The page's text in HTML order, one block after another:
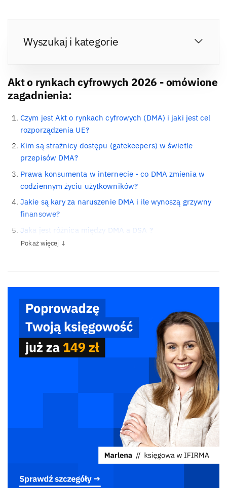
Wyszukaj i kategorie
Akt o rynkach cyfrowych 2026 - omówione
zagadnienia:
Czym jest Akt o rynkach cyfrowych (DMA) i jaki jest cel
rozporządzenia UE?
Kim są strażnicy dostępu (gatekeepers) w świetle
przepisów DMA?
Prawa konsumenta w internecie - co DMA zmienia w
codziennym życiu użytkowników?
Jakie są kary za naruszenie DMA i ile wynoszą grzywny
finansowe?
Jaka jest różnica między DMA a DSA ?
Pokaż więcej ↓